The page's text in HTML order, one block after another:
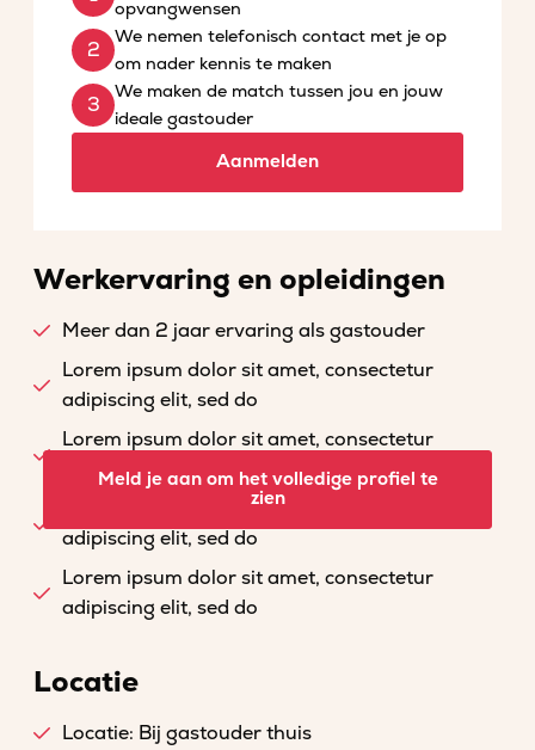
opvangwensen
We nemen telefonisch contact met je op
om nader kennis te maken
We maken de match tussen jou en jouw
ideale gastouder
Aanmelden
Werkervaring en opleidingen
Meer dan 2 jaar ervaring als gastouder
Lorem ipsum dolor sit amet, consectetur
adipiscing elit, sed do
Lorem ipsum dolor sit amet, consectetur
adipiscing elit, sed do
Lorem ipsum dolor sit amet, consectetur
adipiscing elit, sed do
Lorem ipsum dolor sit amet, consectetur
adipiscing elit, sed do
Meld je aan om het volledige profiel te
zien
Locatie
Locatie: Bij gastouder thuis